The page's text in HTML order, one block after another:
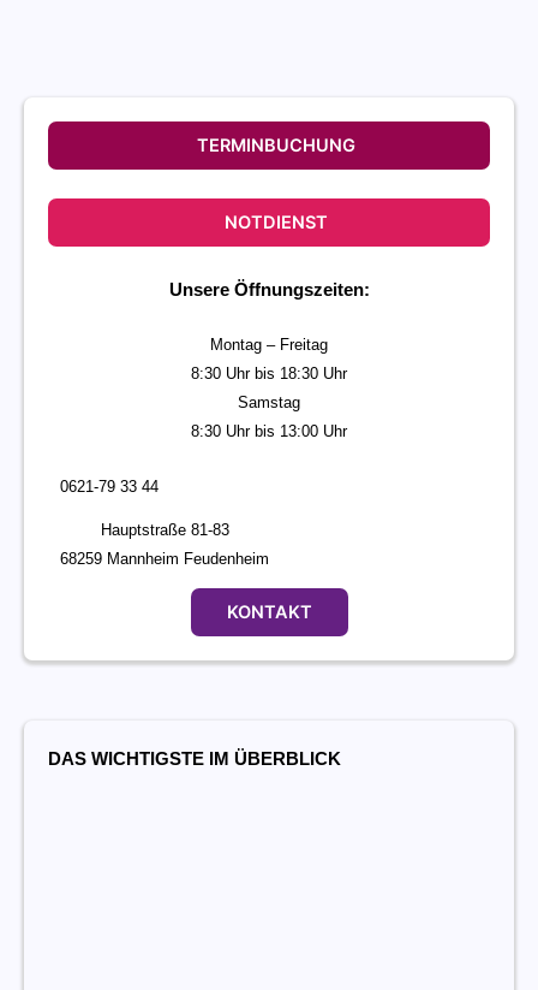
TERMINBUCHUNG
NOTDIENST
Unsere Öffnungszeiten:
Montag – Freitag
8:30 Uhr bis 18:30 Uhr
Samstag
8:30 Uhr bis 13:00 Uhr
0621-79 33 44
Hauptstraße 81-83
68259 Mannheim Feudenheim
KONTAKT
DAS WICHTIGSTE IM ÜBERBLICK